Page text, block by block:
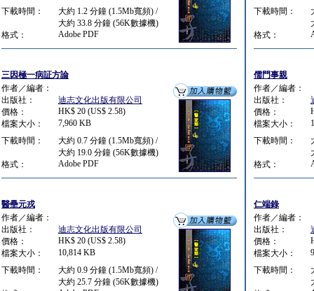
下載時間：
大約 1.2 分鐘 (1.5Mb寬頻) /
大約 33.8 分鐘 (56K數據機)
格式：
Adobe PDF
下載時間：
格式：
三因極一病証方論
作者／編者：
出版社：
迪志文化出版有限公司
價格：
HK$ 20 (US$ 2.58)
檔案大小：
7,960 KB
下載時間：
大約 0.7 分鐘 (1.5Mb寬頻) /
大約 19.0 分鐘 (56K數據機)
格式：
Adobe PDF
儒門事親
作者／編者：
出版社：
價格：
檔案大小：
下載時間：
格式：
醫壘元戎
作者／編者：
出版社：
迪志文化出版有限公司
價格：
HK$ 20 (US$ 2.58)
檔案大小：
10,814 KB
下載時間：
大約 0.9 分鐘 (1.5Mb寬頻) /
大約 25.7 分鐘 (56K數據機)
仁端錄
作者／編者：
出版社：
價格：
檔案大小：
下載時間：